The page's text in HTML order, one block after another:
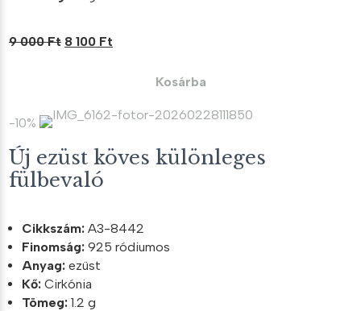
9 000Ft Original
000 Ft.
8 100 Ft
100 Ft.
Kosárba
-10%
Új ezüst köves különleges
fülbevaló
Cikkszám: A3-8442
Finomság: 925 ródiumos
Anyag: ezüst
Kő: Cirkónia
Tömeg: 1.2 g